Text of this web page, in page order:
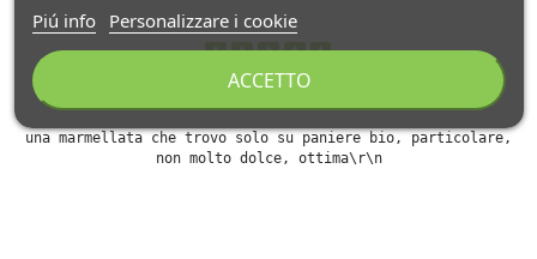
06/05/2020
una marmellata che trovo solo su paniere bio, particolare,
non molto dolce, ottima\r\n
Piú info
Personalizzare i cookie
ACCETTO